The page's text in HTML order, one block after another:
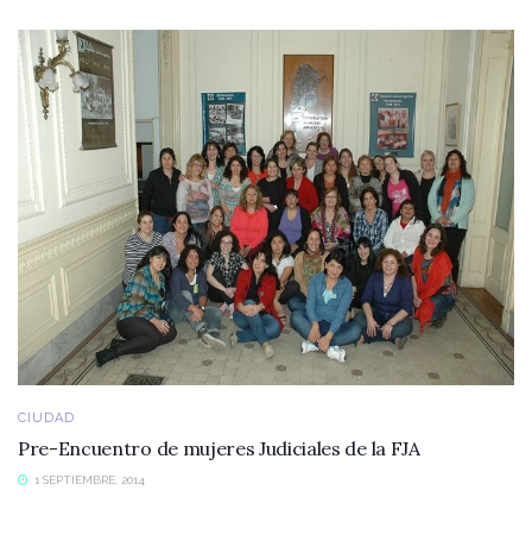
CIUDAD
Pre-Encuentro de mujeres Judiciales de la FJA
1 SEPTIEMBRE, 2014